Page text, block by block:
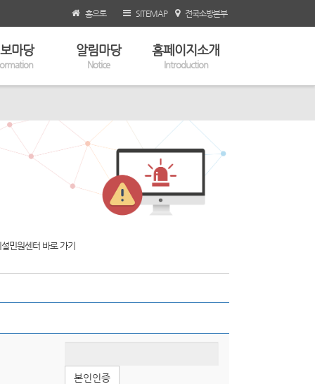
홈으로 SITEMAP 전국소방본부
마당 알림마당
Notice
홈페이지소개
Introduction
민원센터 바로 가기
본인인증